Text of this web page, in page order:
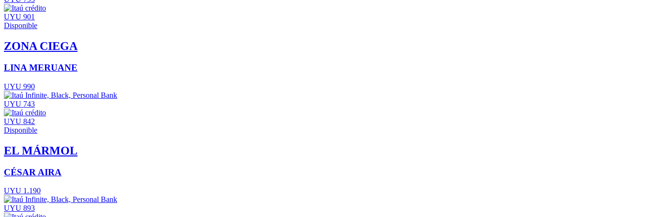
UYU 901
Disponible
ZONA CIEGA
LINA MERUANE
UYU 990
UYU 743
UYU 842
Disponible
EL MÁRMOL
CÉSAR AIRA
UYU 1.190
UYU 893